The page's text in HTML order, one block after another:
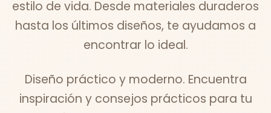
estilo de vida. Desde materiales duraderos
hasta los últimos diseños, te ayudamos a
encontrar lo ideal.
Diseño práctico y moderno. Encuentra
inspiración y consejos prácticos para tu